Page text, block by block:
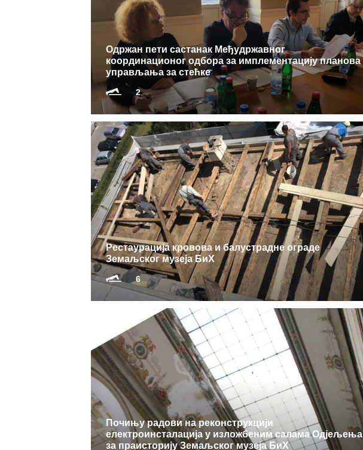
Одржан пети састанак Међудржавног
координационог одбора за имплементацију планова
управљања за стећке
2
Рестаурација кровова и балустрадне ограде
Земаљског музеја БиХ
6
Почињу радови на реконструкцији
електроинсталација у изложбеним салама Одјељења
за праисторију Земаљског музеја БиХ